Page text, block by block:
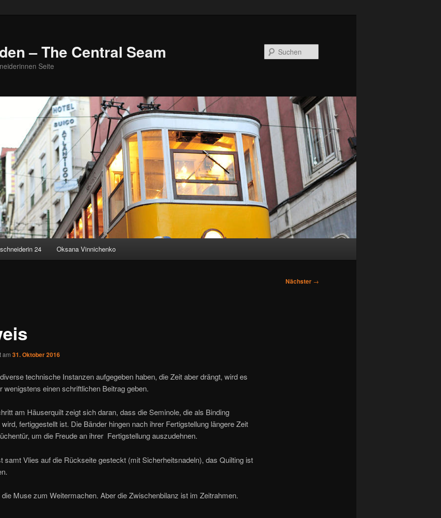
– The Central Seam
Seite
24 Oksana Vinnichenko
Nächster →
am 31. Oktober 2016
technische Instanzen aufgegeben haben, die Zeit aber drängt, wird es
wenigstens einen schriftlichen Beitrag geben.
am Häuserquilt zeigt sich daran, dass die Seminole, die als Binding
fertiggestellt ist. Die Bänder hingen nach ihrer Fertigstellung längere Zeit
um die Freude an ihrer Fertigstellung auszudehnen.
samt Vlies auf die Rückseite gesteckt (mit Sicherheitsnadeln), das Quilting ist
Muse zum Weitermachen. Aber die Zwischenbilanz ist im Zeitrahmen.